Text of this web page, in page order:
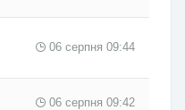
06 серпня 09:44
06 серпня 09:42